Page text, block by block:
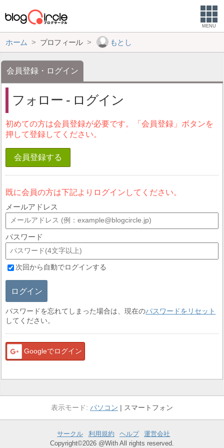
MENU
ホーム プロフィール もとし
会員登録・ログイン
フォロー - ログイン
初めての方は会員登録が必要です。「会員登録」ボタンを
押して登録してください。
会員登録する
既に会員の方は下記よりログインしてください。
メールアドレス
パスワード
次回から自動でログインする
ログイン
パスワードを忘れてしまった場合は、現在のパスワードをリセット
してください。
Googleでログイン
パソコン スマートフォン
サークル 利用規約 ヘルプ
運営会社
Copyright©2026 @With All rights reserved.